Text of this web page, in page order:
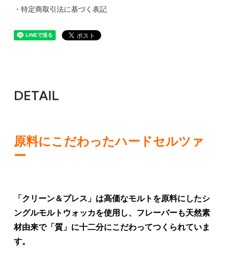
・特定商取引法に基づく表記
DETAIL
原料にこだわったハードセルツァ
ー
「クリーン＆プレス」は高価なモルトを原料にしたシ
ングルモルトウォッカを使用し、フレーバーも天然素
材由来で「質」に十二分にこだわってつくられていま
す。